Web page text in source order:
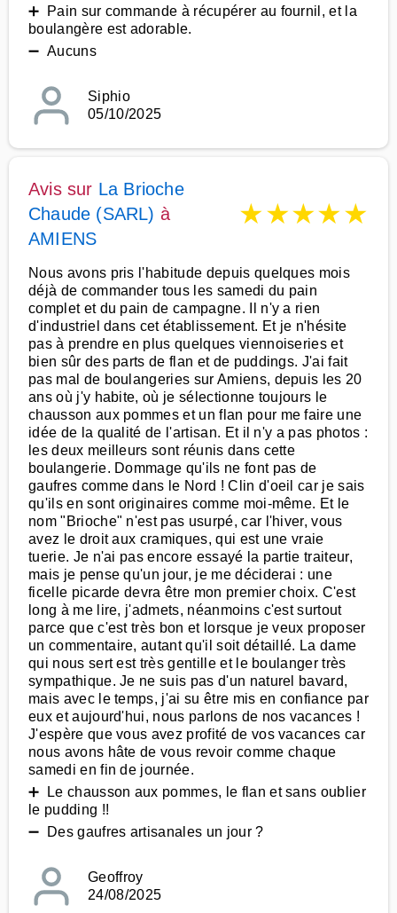
➕ Pain sur commande à récupérer au fournil, et la
boulangère est adorable.
➖ Aucuns
Siphio
05/10/2025
Avis sur La Brioche
Chaude (SARL) à
AMIENS
★★★★★
Nous avons pris l'habitude depuis quelques mois
déjà de commander tous les samedi du pain
complet et du pain de campagne. Il n'y a rien
d'industriel dans cet établissement. Et je n'hésite
pas à prendre en plus quelques viennoiseries et
bien sûr des parts de flan et de puddings. J'ai fait
pas mal de boulangeries sur Amiens, depuis les 20
ans où j'y habite, où je sélectionne toujours le
chausson aux pommes et un flan pour me faire une
idée de la qualité de l'artisan. Et il n'y a pas photos :
les deux meilleurs sont réunis dans cette
boulangerie. Dommage qu'ils ne font pas de
gaufres comme dans le Nord ! Clin d'oeil car je sais
qu'ils en sont originaires comme moi-même. Et le
nom "Brioche" n'est pas usurpé, car l'hiver, vous
avez le droit aux cramiques, qui est une vraie
tuerie. Je n'ai pas encore essayé la partie traiteur,
mais je pense qu'un jour, je me déciderai : une
ficelle picarde devra être mon premier choix. C'est
long à me lire, j'admets, néanmoins c'est surtout
parce que c'est très bon et lorsque je veux proposer
un commentaire, autant qu'il soit détaillé. La dame
qui nous sert est très gentille et le boulanger très
sympathique. Je ne suis pas d'un naturel bavard,
mais avec le temps, j'ai su être mis en confiance par
eux et aujourd'hui, nous parlons de nos vacances !
J'espère que vous avez profité de vos vacances car
nous avons hâte de vous revoir comme chaque
samedi en fin de journée.
➕ Le chausson aux pommes, le flan et sans oublier
le pudding !!
➖ Des gaufres artisanales un jour ?
Geoffroy
24/08/2025